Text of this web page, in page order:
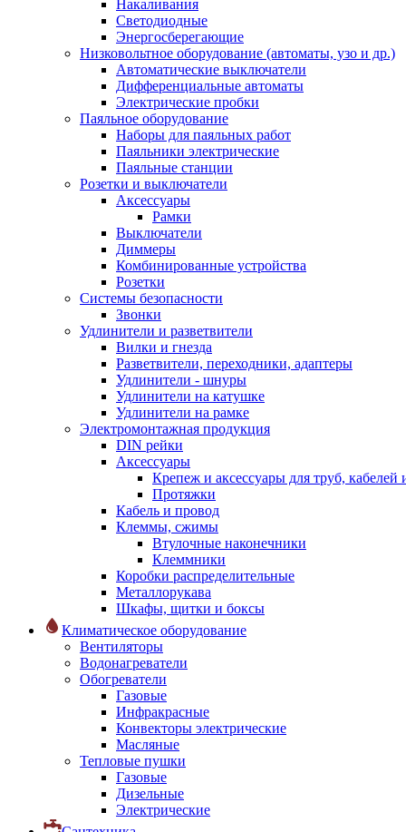
Накаливания
Светодиодные
Энергосберегающие
Низковольтное оборудование (автоматы, узо и др.)
Автоматические выключатели
Дифференциальные автоматы
Электрические пробки
Паяльное оборудование
Наборы для паяльных работ
Паяльники электрические
Паяльные станции
Розетки и выключатели
Аксессуары
Рамки
Выключатели
Диммеры
Комбинированные устройства
Розетки
Системы безопасности
Звонки
Удлинители и разветвители
Вилки и гнезда
Разветвители, переходники, адаптеры
Удлинители - шнуры
Удлинители на катушке
Удлинители на рамке
Электромонтажная продукция
DIN рейки
Аксессуары
Крепеж и аксессуары для труб, кабелей
Протяжки
Кабель и провод
Клеммы, сжимы
Втулочные наконечники
Клеммники
Коробки распределительные
Металлорукава
Шкафы, щитки и боксы
Климатическое оборудование
Вентиляторы
Водонагреватели
Обогреватели
Газовые
Инфракрасные
Конвекторы электрические
Масляные
Тепловые пушки
Газовые
Дизельные
Электрические